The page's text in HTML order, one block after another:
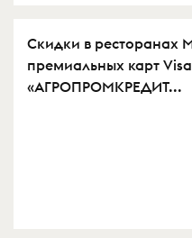
Скидки в ресторанах
премиальных карт
«АГРОПРОМКРЕДИТ...